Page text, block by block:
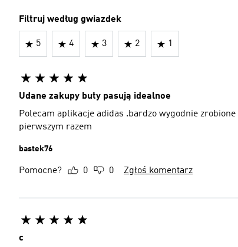
Filtruj według gwiazdek
5 4 3 2 1
Udane zakupy buty pasują idealnoe
Polecam aplikacje adidas .bardzo wygodnie
pierwszym razem
bastek76
Pomocne? 0 0 Zgłoś komentarz
c